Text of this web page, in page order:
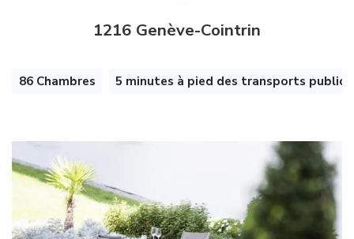
1216 Genève-Cointrin
86 Chambres 5 minutes à pied des transports publics